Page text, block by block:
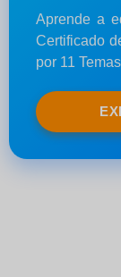
Aprende a
Certificado
por 11